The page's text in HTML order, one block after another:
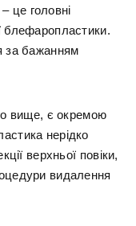
це головні
блефаропластики.
за бажанням
вище, є окремою
нерідко
верхньої повіки,
видалення